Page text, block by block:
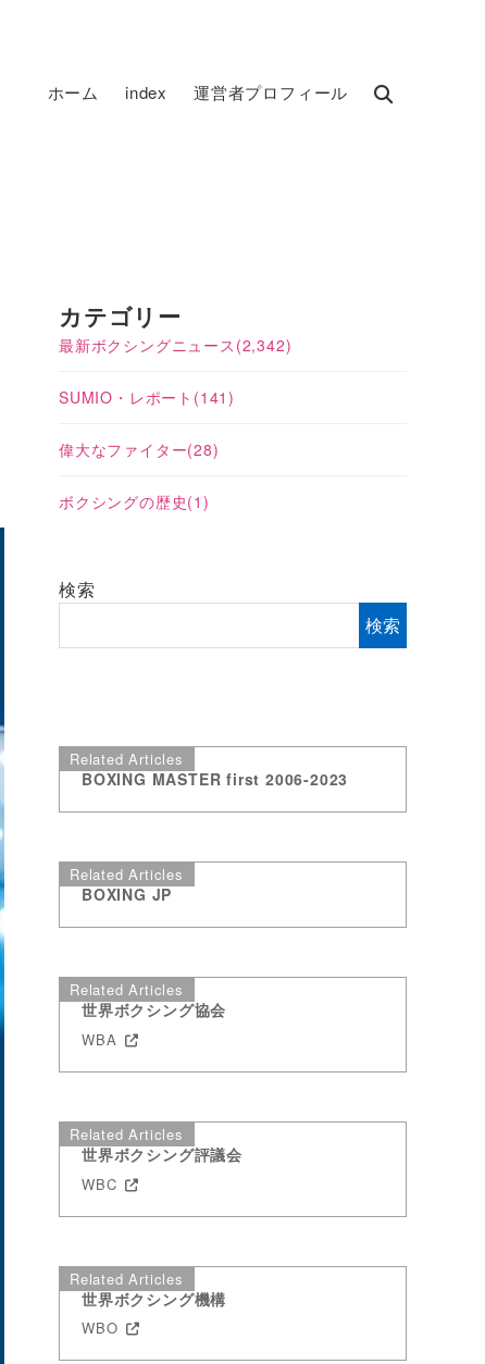
ホーム index 運営者プロフィール
カテゴリー
最新ボクシングニュース (2,342)
SUMIO・レポート (141)
偉大なファイター(28)
ボクシングの歴史(1)
検索
検索
Related Articles
BOXING MASTER first 2006-2023
Related Articles
BOXING JP
Related Articles
世界ボクシング協会
WBA
Related Articles
世界ボクシング評議会
WBC
Related Articles
世界ボクシング機構
WBO